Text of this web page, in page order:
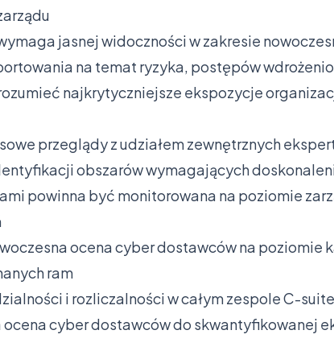
jasnej widoczności w zakresie
na temat ryzyka, postępów
najkrytyczniejsze ekspozycje
przeglądy z udziałem zewnętrznych
obszarów wymagających
powinna być monitorowana na poziomie
ocena cyber dostawców na poziomie
ram
i rozliczalności w całym zespole C-suite
cyber dostawców do skwantyfikowanej